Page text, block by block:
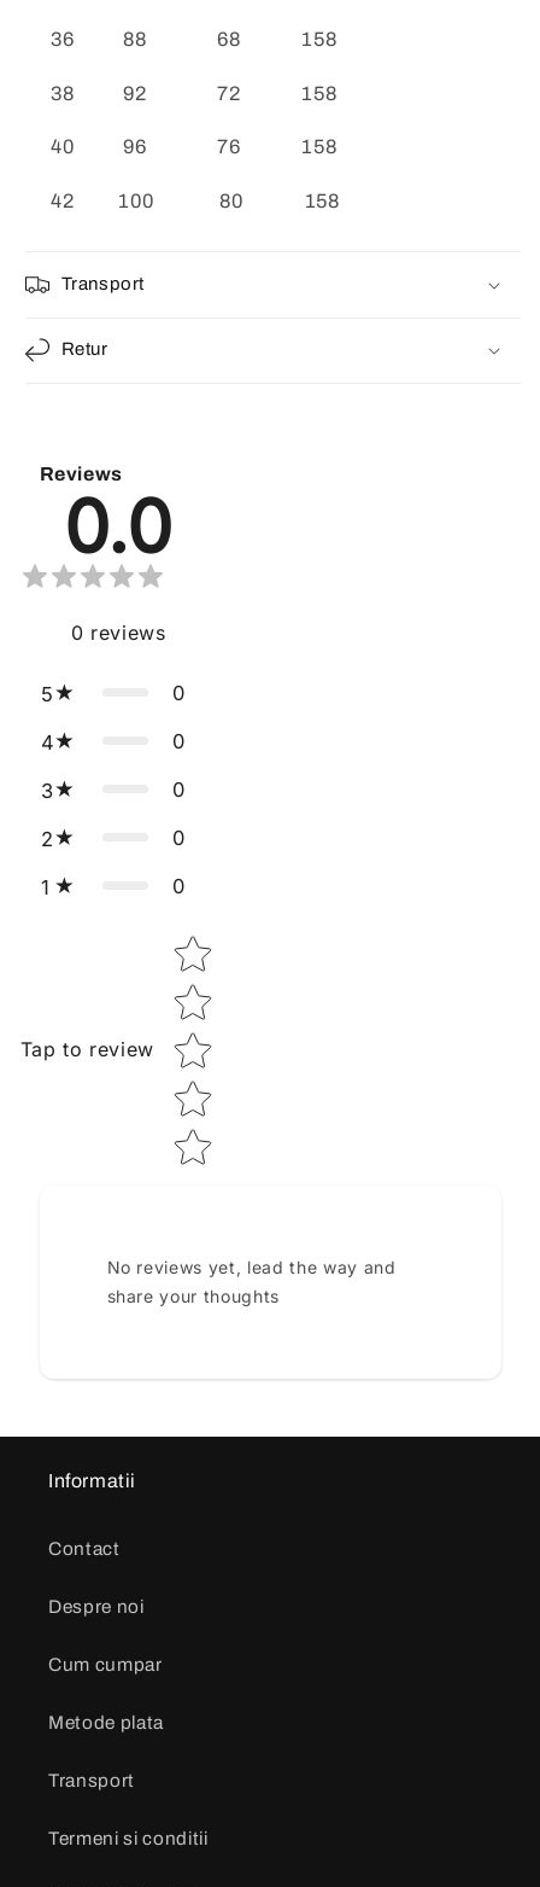
36 88 68 158
38 92 72 158
40 96 76 158
42 100 80 158
Transport
Retur
Reviews
0.0
0 reviews
5 0
4 0
3 0
2 0
1 0
Tap to review
Star rating
No reviews yet, lead the way and
share your thoughts
Informatii
Contact
Despre noi
Cum cumpar
Metode plata
Transport
Termeni si conditii